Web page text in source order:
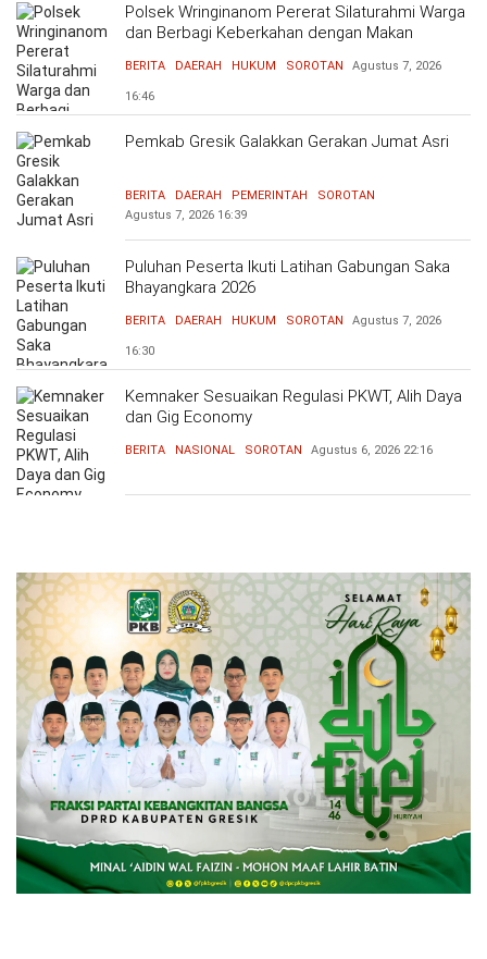
Polsek Wringinanom Pererat Silaturahmi Warga
dan Berbagi Keberkahan dengan Makan
BERITA DAERAH HUKUM SOROTAN Agustus 7, 2026
16:46
Pemkab Gresik Galakkan Gerakan Jumat Asri
BERITA DAERAH PEMERINTAH
SOROTAN
Agustus 7, 2026 16:39
Puluhan Peserta Ikuti Latihan Gabungan Saka
Bhayangkara 2026
BERITA DAERAH HUKUM SOROTAN Agustus 7, 2026
16:30
Kemnaker Sesuaikan Regulasi PKWT, Alih Daya
dan Gig Economy
BERITA NASIONAL SOROTAN Agustus 6, 2026 22:16